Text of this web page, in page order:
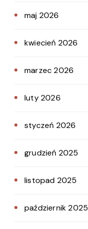
maj 2026
kwiecień 2026
marzec 2026
luty 2026
styczeń 2026
grudzień 2025
listopad 2025
październik 2025